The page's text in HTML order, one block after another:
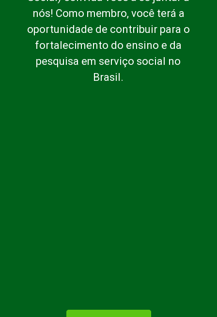
nós! Como membro, você terá a
oportunidade de contribuir para o
fortalecimento do ensino e da
pesquisa em serviço social no
Brasil.